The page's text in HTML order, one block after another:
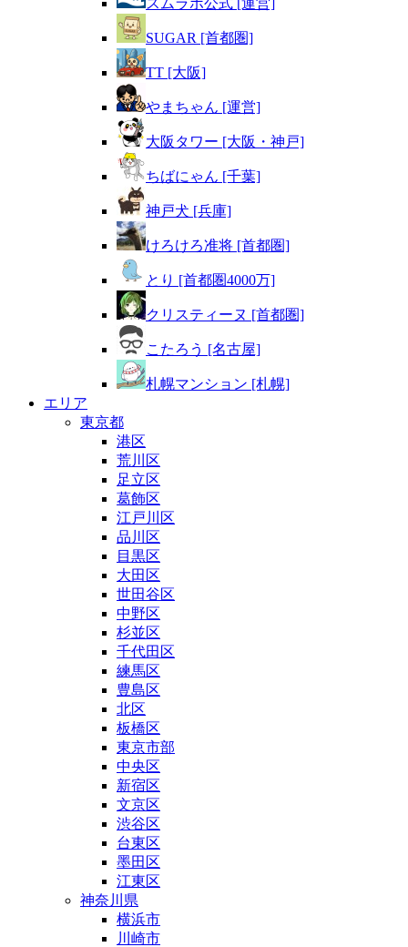
スムラボ公式 [運営]
SUGAR [首都圏]
TT [大阪]
やまちゃん [運営]
大阪タワー [大阪・神戸]
ちばにゃん [千葉]
神戸犬 [兵庫]
けろけろ准将 [首都圏]
とり [首都圏4000万]
クリスティーヌ [首都圏]
こたろう [名古屋]
札幌マンション [札幌]
エリア
東京都
港区
荒川区
足立区
葛飾区
江戸川区
品川区
目黒区
大田区
世田谷区
中野区
杉並区
千代田区
練馬区
豊島区
北区
板橋区
東京市部
中央区
新宿区
文京区
渋谷区
台東区
墨田区
江東区
神奈川県
横浜市
川崎市